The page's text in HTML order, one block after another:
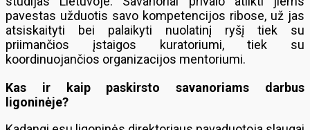
pavestas užduotis savo kompetencijos ribose, už jas
atsiskaityti bei palaikyti nuolatinį ryšį tiek su
priimančios įstaigos kuratoriumi, tiek su
koordinuojančios organizacijos mentoriumi.
Kas ir kaip paskirsto savanoriams darbus
ligoninėje?